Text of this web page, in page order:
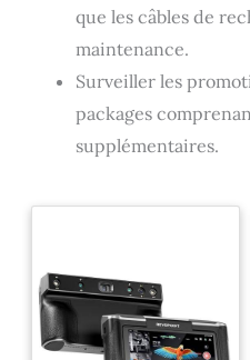
que les câbles de
maintenance.
Surveiller les
packages
supplémentaires.